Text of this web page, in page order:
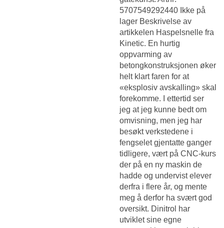
5707549292440 Ikke på
lager Beskrivelse av
artikkelen Haspelsnelle fra
Kinetic. En hurtig
oppvarming av
betongkonstruksjonen øker
helt klart faren for at
«eksplosiv avskalling» skal
forekomme. I ettertid ser
jeg at jeg kunne bedt om
omvisning, men jeg har
besøkt verkstedene i
fengselet gjentatte ganger
tidligere, vært på CNC-kurs
der på en ny maskin de
hadde og undervist elever
derfra i flere år, og mente
meg å derfor ha svært god
oversikt. Dinitrol har
utviklet sine egne